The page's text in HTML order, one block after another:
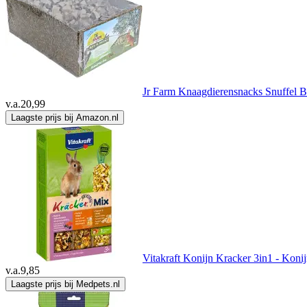
Jr Farm Knaagdierensnacks Snuffel
v.a.20,99
Laagste prijs bij Amazon.nl
Vitakraft Konijn Kracker 3in1 -
v.a.9,85
Laagste prijs bij Medpets.nl